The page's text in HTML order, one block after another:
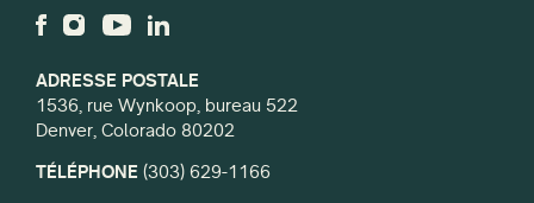
ADRESSE POSTALE
1536, rue Wynkoop, bureau 522
Denver, Colorado 80202
TÉLÉPHONE (303) 629-1166